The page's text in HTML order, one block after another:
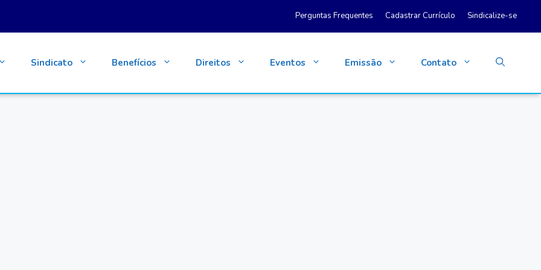
Perguntas Frequentes Cadastrar Currículo Sindicalize-se
Sindicato Benefícios Direitos Eventos Emissão Contato